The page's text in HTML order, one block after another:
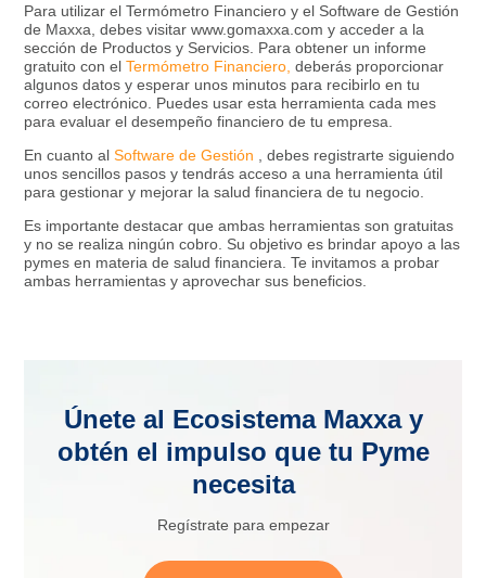
Para utilizar el Termómetro Financiero y el Software de Gestión
de Maxxa, debes visitar www.gomaxxa.com y acceder a la
sección de Productos y Servicios. Para obtener un informe
gratuito con el Termómetro Financiero, deberás proporcionar
algunos datos y esperar unos minutos para recibirlo en tu
correo electrónico. Puedes usar esta herramienta cada mes
para evaluar el desempeño financiero de tu empresa.
En cuanto al Software de Gestión
, debes registrarte siguiendo
unos sencillos pasos y tendrás acceso a una herramienta útil
para gestionar y mejorar la salud financiera de tu negocio.
Es importante destacar que ambas herramientas son gratuitas
y no se realiza ningún cobro. Su objetivo es brindar apoyo a las
pymes en materia de salud financiera. Te invitamos a probar
ambas herramientas y aprovechar sus beneficios.
Únete al Ecosistema Maxxa y
obtén el impulso que tu Pyme
necesita
Regístrate para empezar